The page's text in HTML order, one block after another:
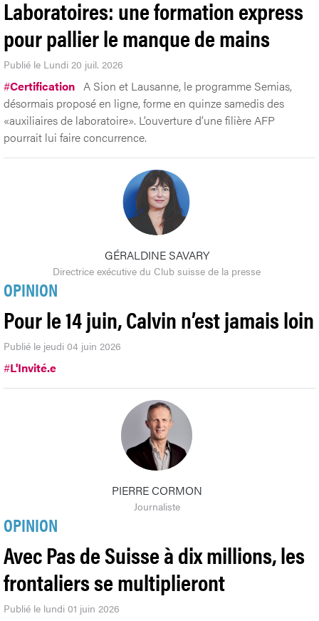
Laboratoires: une formation express
pour pallier le manque de mains
Publié le Lundi 20 juil. 2026
#Certification A Sion et Lausanne, le programme Semias,
désormais proposé en ligne, forme en quinze samedis des
«auxiliaires de laboratoire». L’ouverture d’une filière AFP
pourrait lui faire concurrence.
GÉRALDINE SAVARY
Directrice exécutive du Club suisse de la presse
OPINION
Pour le 14 juin, Calvin n’est jamais loin
Publié le jeudi 04 juin 2026
#L'Invité.e
PIERRE CORMON
Journaliste
OPINION
Avec Pas de Suisse à dix millions, les
frontaliers se multiplieront
Publié le lundi 01 juin 2026